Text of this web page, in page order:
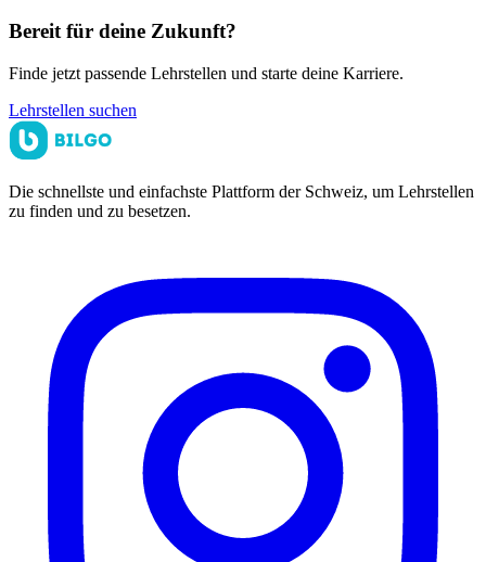
Bereit für deine Zukunft?
Finde jetzt passende Lehrstellen und starte deine Karriere.
Lehrstellen suchen
Die schnellste und einfachste Plattform der Schweiz, um Lehrstellen
zu finden und zu besetzen.